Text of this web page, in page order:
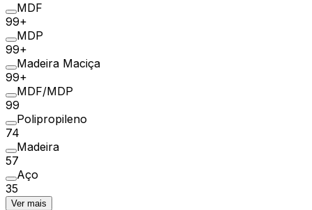
MDF
99+
MDP
99+
Madeira Maciça
99+
MDF/MDP
99
Polipropileno
74
Madeira
57
Aço
35
Ver mais